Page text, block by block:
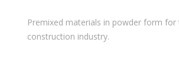
Premixed materials in powder form for
construction industry.